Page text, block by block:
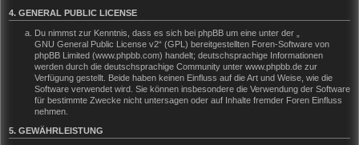
4. GENERAL PUBLIC LICENSE
Du nimmst zur Kenntnis, dass es sich bei phpBB um eine unter der „
GNU General Public License v2“ (GPL) bereitgestellten Foren-Software von
phpBB Limited (www.phpbb.com) handelt; deutschsprachige Informationen
werden durch die deutschsprachige Community unter www.phpbb.de zur
Verfügung gestellt. Beide haben keinen Einfluss auf die Art und Weise, wie die
Software verwendet wird. Sie können insbesondere die Verwendung der Software
für bestimmte Zwecke nicht untersagen oder auf Inhalte fremder Foren Einfluss
nehmen.
5. GEWÄHRLEISTUNG